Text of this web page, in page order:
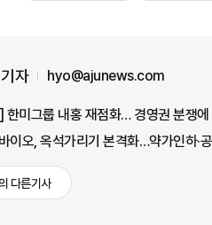
자 hyo@ajunews.com
한미그룹 내홍 재점화… 경영권 분쟁
이오, 옥석가리기 본격화…약가인하·
다른기사